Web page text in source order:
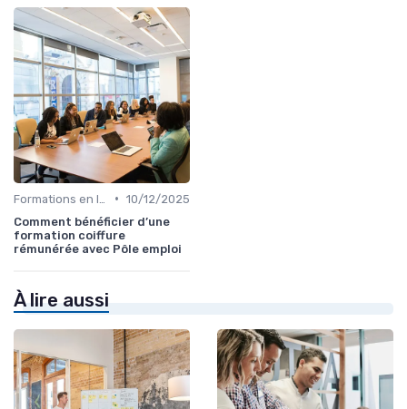
• 10/12/2025
Comment bénéficier d’une
formation coiffure
rémunérée avec Pôle emploi
À lire aussi